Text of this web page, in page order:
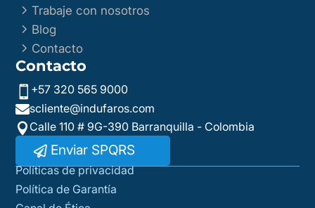
5Trabaje con nosotros
5 Blog
5 Contacto
Contacto
 +57 320 565 9000
scliente@indufaros.com
 Calle 110 # 9G-390 Barranquilla - Colombia
Enviar SPQRS
Políticas de privacidad
Política de Garantía